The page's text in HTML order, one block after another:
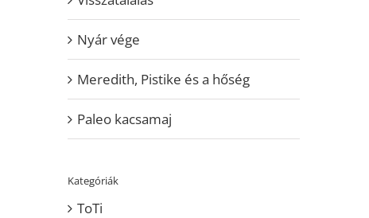
Nyár vége
Meredith, Pistike és a hőség
Paleo kacsamaj
Kategóriák
ToTi